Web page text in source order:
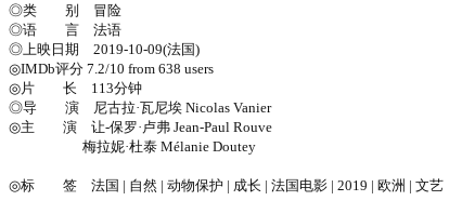
◎类 别 冒险
◎语 言 法语
◎上映日期 2019-10-09(法国)
◎IMDb评分 7.2/10 from 638 users
◎片 长 113分钟
◎导 演 尼古拉·瓦尼埃 Nicolas Vanier
◎主 演 让-保罗·卢弗 Jean-Paul Rouve
梅拉妮·杜泰 Mélanie Doutey
◎标 签 法国 | 自然 | 动物保护 | 成长 | 法国电影 | 2019 | 欧洲 | 文艺